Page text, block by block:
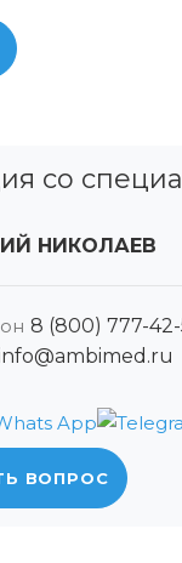
со
НИКОЛАЕВ
8 (800) 777-
ВОПРОС